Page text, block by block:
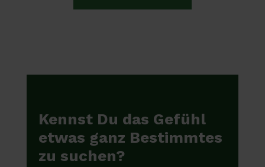
Kennst Du das Gefühl
etwas ganz Bestimmtes
zu suchen?